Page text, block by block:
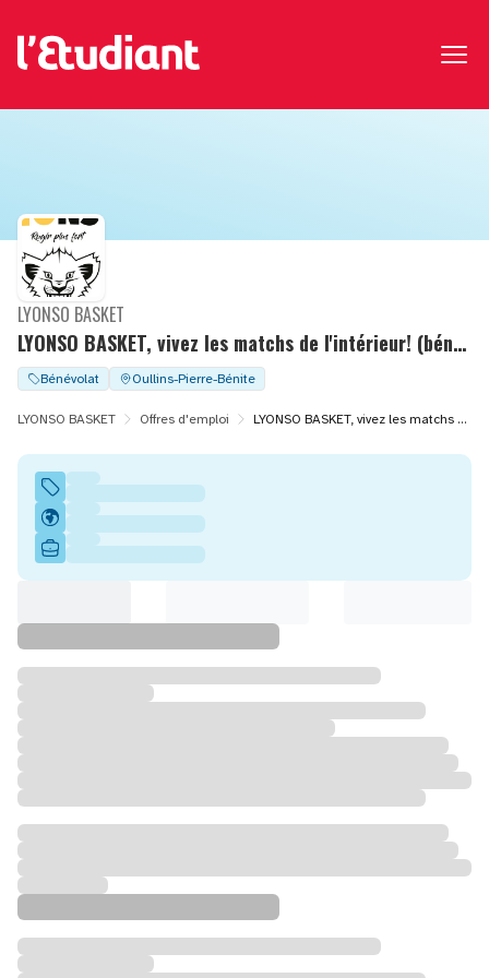
LYONSO BASKET, vivez les matchs de l'intérieur! (bénévolat)
LYONSO BASKET
Bénévolat Oullins-Pierre-Bénite
LYONSO BASKET Offres d'emploi LYONSO BASKET, vivez les matchs de l'intérieur! (bénévolat)